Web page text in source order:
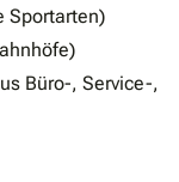
Sportarten)
Büro-, Service-,